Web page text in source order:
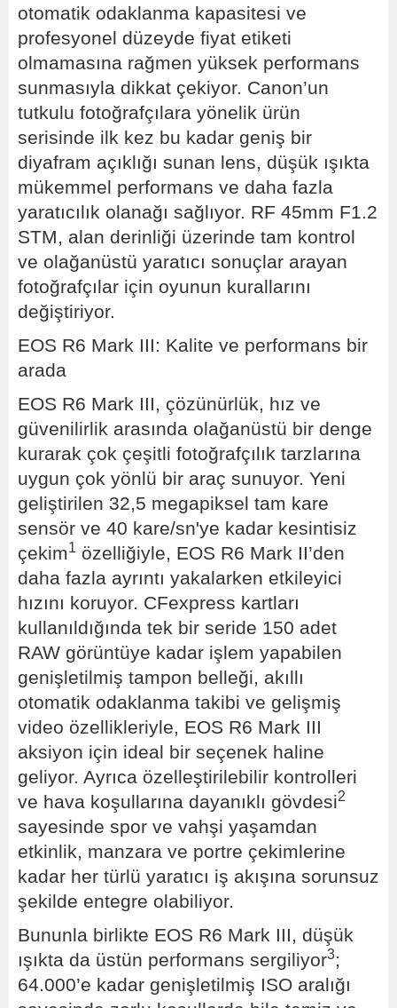
otomatik odaklanma kapasitesi ve
profesyonel düzeyde fiyat etiketi
olmamasına rağmen yüksek performans
sunmasıyla dikkat çekiyor. Canon’un
tutkulu fotoğrafçılara yönelik ürün
serisinde ilk kez bu kadar geniş bir
diyafram açıklığı sunan lens, düşük ışıkta
mükemmel performans ve daha fazla
yaratıcılık olanağı sağlıyor. RF 45mm F1.2
STM, alan derinliği üzerinde tam kontrol
ve olağanüstü yaratıcı sonuçlar arayan
fotoğrafçılar için oyunun kurallarını
değiştiriyor.
EOS R6 Mark III: Kalite ve performans bir
arada
EOS R6 Mark III, çözünürlük, hız ve
güvenilirlik arasında olağanüstü bir denge
kurarak çok çeşitli fotoğrafçılık tarzlarına
uygun çok yönlü bir araç sunuyor. Yeni
geliştirilen 32,5 megapiksel tam kare
sensör ve 40 kare/sn'ye kadar kesintisiz
çekim1 özelliğiyle, EOS R6 Mark II’den
daha fazla ayrıntı yakalarken etkileyici
hızını koruyor. CFexpress kartları
kullanıldığında tek bir seride 150 adet
RAW görüntüye kadar işlem yapabilen
genişletilmiş tampon belleği, akıllı
otomatik odaklanma takibi ve gelişmiş
video özellikleriyle, EOS R6 Mark III
aksiyon için ideal bir seçenek haline
geliyor. Ayrıca özelleştirilebilir kontrolleri
ve hava koşullarına dayanıklı gövdesi2
sayesinde spor ve vahşi yaşamdan
etkinlik, manzara ve portre çekimlerine
kadar her türlü yaratıcı iş akışına sorunsuz
şekilde entegre olabiliyor.
Bununla birlikte EOS R6 Mark III, düşük
ışıkta da üstün performans sergiliyor3;
64.000’e kadar genişletilmiş ISO aralığı